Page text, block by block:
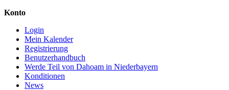
Konto
Login
Mein Kalender
Registrierung
Benutzerhandbuch
Werde Teil von Dahoam in Niederbayern
Konditionen
News